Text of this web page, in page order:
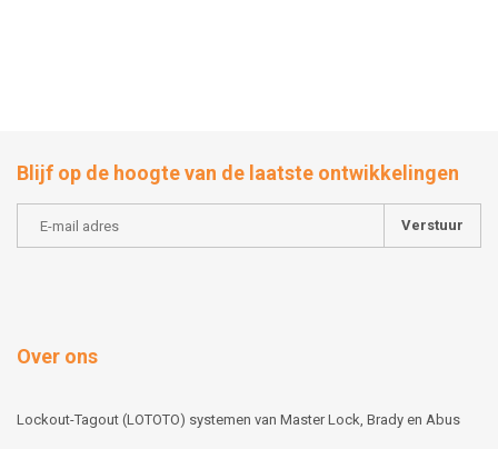
Blijf op de hoogte van de laatste ontwikkelingen
Verstuur
Over ons
Lockout-Tagout (LOTOTO) systemen van Master Lock, Brady en Abus